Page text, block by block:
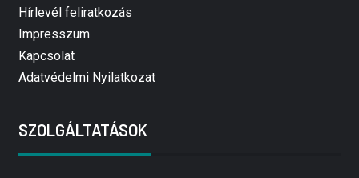
Hírlevél feliratkozás
Impresszum
Kapcsolat
Adatvédelmi Nyilatkozat
SZOLGÁLTATÁSOK